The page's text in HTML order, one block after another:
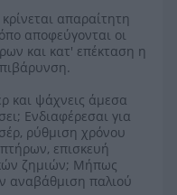
απαραίτητη
αποφεύγονται οι
και κατ' επέκταση η
και ψάχνεις άμεσα
Ενδιαφέρεσαι για
ρύθμιση χρόνου
επισκευή
ζημιών; Μήπως
αναβάθμιση παλιού